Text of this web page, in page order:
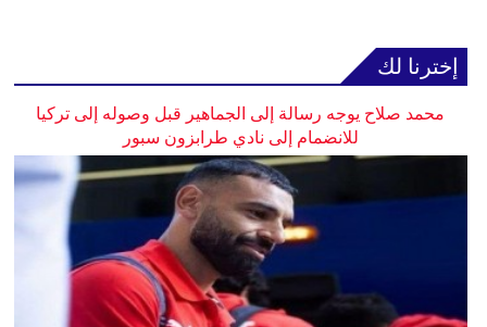
إخترنا لك
محمد صلاح يوجه رسالة إلى الجماهير قبل وصوله إلى تركيا
للانضمام إلى نادي طرابزون سبور